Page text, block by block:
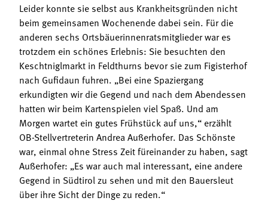
Leider konnte sie selbst aus Krankheitsgründen nicht
beim gemeinsamen Wochenende dabei sein. Für die
anderen sechs Ortsbäuerinnenratsmitglieder war es
trotzdem ein schönes Erlebnis: Sie besuchten den
Keschtniglmarkt in Feldthurns bevor sie zum Figisterhof
nach Gufidaun fuhren. „Bei eine Spaziergang
erkundigten wir die Gegend und nach dem Abendessen
hatten wir beim Kartenspielen viel Spaß. Und am
Morgen wartet ein gutes Frühstück auf uns,“ erzählt
OB-Stellvertreterin Andrea Außerhofer. Das Schönste
war, einmal ohne Stress Zeit füreinander zu haben, sagt
Außerhofer: „Es war auch mal interessant, eine andere
Gegend in Südtirol zu sehen und mit den Bauersleut
über ihre Sicht der Dinge zu reden.“